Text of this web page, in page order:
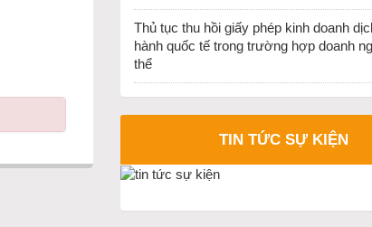
Thủ tục thu hồi giấy phép kinh doanh
hành quốc tế trong trường hợp doanh
thể
TIN TỨC SỰ KIỆN